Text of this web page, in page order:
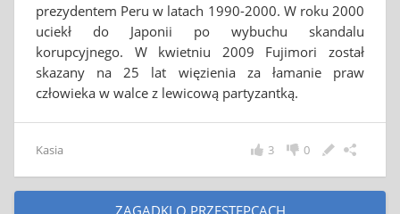
prezydentem Peru w latach 1990-2000. W roku 2000
uciekł do Japonii po wybuchu skandalu
korupcyjnego. W kwietniu 2009 Fujimori został
skazany na 25 lat więzienia za łamanie praw
człowieka w walce z lewicową partyzantką.
Kasia 0
3
ZAGADKI O PRZESTĘPCACH